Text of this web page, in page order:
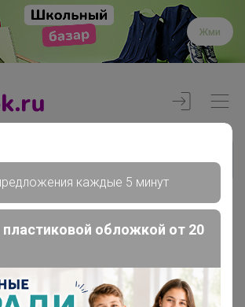
Жми
Реклама
каждые 5 минут
пластиковой обложкой от 20